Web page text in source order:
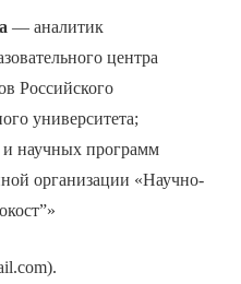
— аналитик
центра
Российского
университета;
научных программ
организации «Научно-